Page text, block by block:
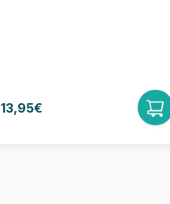
13,95€